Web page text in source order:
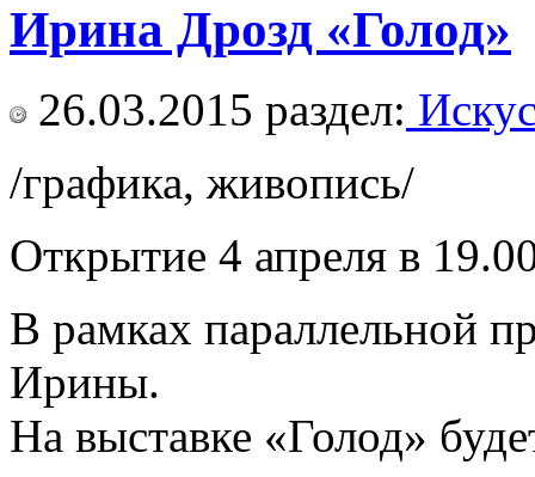
Ирина Дрозд «Голод»
26.03.2015 раздел:
/графика, живопись/
Открытие 4 апреля в
В рамках параллельной
Ирины.
На выставке «Голод»